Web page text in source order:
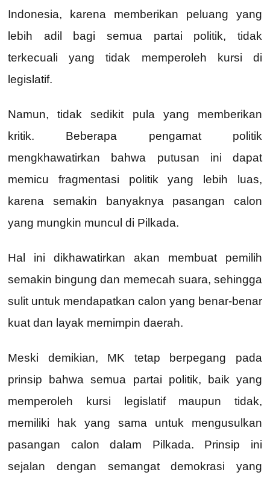
Indonesia, karena memberikan peluang yang
lebih adil bagi semua partai politik, tidak
terkecuali yang tidak memperoleh kursi di
legislatif.
Namun, tidak sedikit pula yang memberikan
kritik. Beberapa pengamat politik
mengkhawatirkan bahwa putusan ini dapat
memicu fragmentasi politik yang lebih luas,
karena semakin banyaknya pasangan calon
yang mungkin muncul di Pilkada.
Hal ini dikhawatirkan akan membuat pemilih
semakin bingung dan memecah suara, sehingga
sulit untuk mendapatkan calon yang benar-benar
kuat dan layak memimpin daerah.
Meski demikian, MK tetap berpegang pada
prinsip bahwa semua partai politik, baik yang
memperoleh kursi legislatif maupun tidak,
memiliki hak yang sama untuk mengusulkan
pasangan calon dalam Pilkada. Prinsip ini
sejalan dengan semangat demokrasi yang